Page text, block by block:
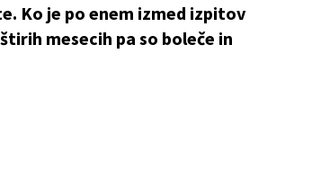
Ko je po enem izmed izpitov
mesecih pa so boleče in